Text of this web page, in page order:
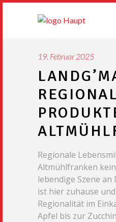
19. Februar 2025
Regionale
Altmühlfranken
lebendige Szene
ist hier zuhause
Regionalität im
Apfel bis zur